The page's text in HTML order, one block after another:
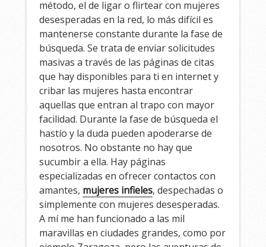
método, el de ligar o flirtear con mujeres
desesperadas en la red, lo más difícil es
mantenerse constante durante la fase de
búsqueda. Se trata de enviar solicitudes
masivas a través de las páginas de citas
que hay disponibles para ti en internet y
cribar las mujeres hasta encontrar
aquellas que entran al trapo con mayor
facilidad. Durante la fase de búsqueda el
hastío y la duda pueden apoderarse de
nosotros. No obstante no hay que
sucumbir a ella. Hay páginas
especializadas en ofrecer contactos con
amantes, mujeres infieles, despechadas o
simplemente con mujeres desesperadas.
A mí me han funcionado a las mil
maravillas en ciudades grandes, como por